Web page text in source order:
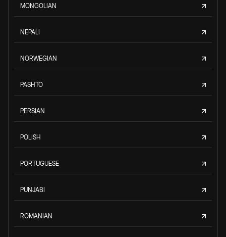
MONGOLIAN
NEPALI
NORWEGIAN
PASHTO
PERSIAN
POLISH
PORTUGUESE
PUNJABI
ROMANIAN